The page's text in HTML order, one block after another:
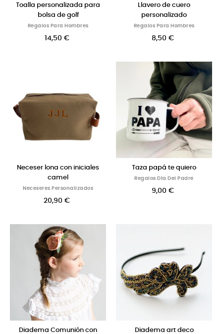
Toalla personalizada para
bolsa de golf
Regalos Para Hombres
14,50 €
Llavero de cuero
personalizado
Regalos Para Hombres
8,50 €
Neceser lona con iniciales
camel
Neceseres Personalizados
20,90 €
Taza papá te quiero
Regalos Día Del Padre
9,00 €
Diadema Comunión con
Diadema art deco